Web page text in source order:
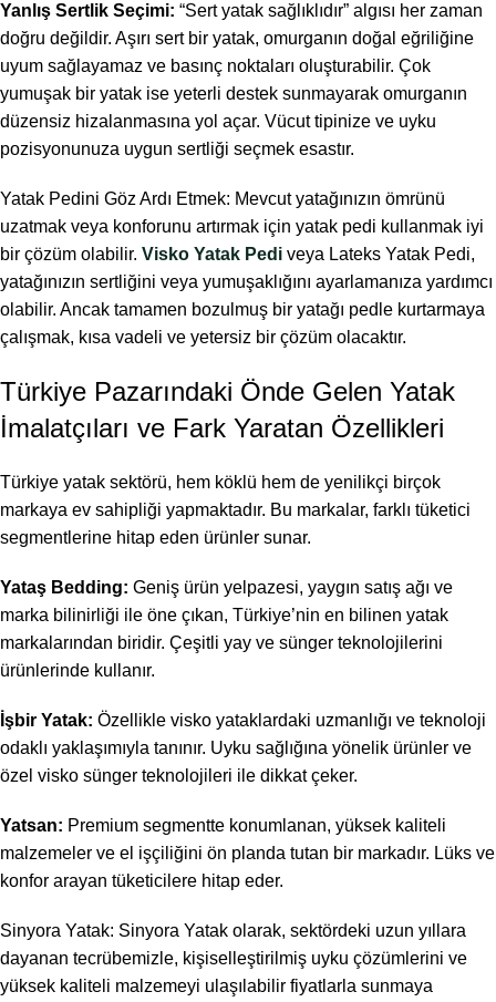
Yanlış Sertlik Seçimi: “Sert yatak sağlıklıdır” algısı her zaman
doğru değildir. Aşırı sert bir yatak, omurganın doğal eğriliğine
uyum sağlayamaz ve basınç noktaları oluşturabilir. Çok
yumuşak bir yatak ise yeterli destek sunmayarak omurganın
düzensiz hizalanmasına yol açar. Vücut tipinize ve uyku
pozisyonunuza uygun sertliği seçmek esastır.
Yatak Pedini Göz Ardı Etmek: Mevcut yatağınızın ömrünü
uzatmak veya konforunu artırmak için yatak pedi kullanmak iyi
bir çözüm olabilir. Visko Yatak Pedi veya Lateks Yatak Pedi,
yatağınızın sertliğini veya yumuşaklığını ayarlamanıza yardımcı
olabilir. Ancak tamamen bozulmuş bir yatağı pedle kurtarmaya
çalışmak, kısa vadeli ve yetersiz bir çözüm olacaktır.
Türkiye Pazarındaki Önde Gelen Yatak
İmalatçıları ve Fark Yaratan Özellikleri
Türkiye yatak sektörü, hem köklü hem de yenilikçi birçok
markaya ev sahipliği yapmaktadır. Bu markalar, farklı tüketici
segmentlerine hitap eden ürünler sunar.
Yataş Bedding: Geniş ürün yelpazesi, yaygın satış ağı ve
marka bilinirliği ile öne çıkan, Türkiye’nin en bilinen yatak
markalarından biridir. Çeşitli yay ve sünger teknolojilerini
ürünlerinde kullanır.
İşbir Yatak: Özellikle visko yataklardaki uzmanlığı ve teknoloji
odaklı yaklaşımıyla tanınır. Uyku sağlığına yönelik ürünler ve
özel visko sünger teknolojileri ile dikkat çeker.
Yatsan: Premium segmentte konumlanan, yüksek kaliteli
malzemeler ve el işçiliğini ön planda tutan bir markadır. Lüks ve
konfor arayan tüketicilere hitap eder.
Sinyora Yatak: Sinyora Yatak olarak, sektördeki uzun yıllara
dayanan tecrübemizle, kişiselleştirilmiş uyku çözümlerini ve
yüksek kaliteli malzemeyi ulaşılabilir fiyatlarla sunmaya